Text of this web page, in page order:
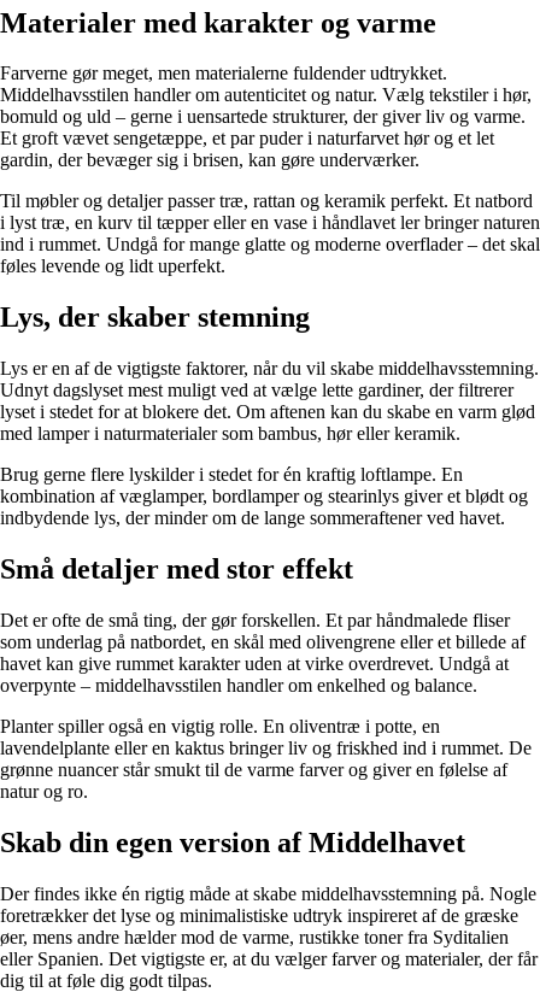
Materialer med karakter og varme
Farverne gør meget, men materialerne fuldender udtrykket.
Middelhavsstilen handler om autenticitet og natur. Vælg tekstiler i hør,
bomuld og uld – gerne i uensartede strukturer, der giver liv og varme.
Et groft vævet sengetæppe, et par puder i naturfarvet hør og et let
gardin, der bevæger sig i brisen, kan gøre underværker.
Til møbler og detaljer passer træ, rattan og keramik perfekt. Et natbord
i lyst træ, en kurv til tæpper eller en vase i håndlavet ler bringer naturen
ind i rummet. Undgå for mange glatte og moderne overflader – det skal
føles levende og lidt uperfekt.
Lys, der skaber stemning
Lys er en af de vigtigste faktorer, når du vil skabe middelhavsstemning.
Udnyt dagslyset mest muligt ved at vælge lette gardiner, der filtrerer
lyset i stedet for at blokere det. Om aftenen kan du skabe en varm glød
med lamper i naturmaterialer som bambus, hør eller keramik.
Brug gerne flere lyskilder i stedet for én kraftig loftlampe. En
kombination af væglamper, bordlamper og stearinlys giver et blødt og
indbydende lys, der minder om de lange sommeraftener ved havet.
Små detaljer med stor effekt
Det er ofte de små ting, der gør forskellen. Et par håndmalede fliser
som underlag på natbordet, en skål med olivengrene eller et billede af
havet kan give rummet karakter uden at virke overdrevet. Undgå at
overpynte – middelhavsstilen handler om enkelhed og balance.
Planter spiller også en vigtig rolle. En oliventræ i potte, en
lavendelplante eller en kaktus bringer liv og friskhed ind i rummet. De
grønne nuancer står smukt til de varme farver og giver en følelse af
natur og ro.
Skab din egen version af Middelhavet
Der findes ikke én rigtig måde at skabe middelhavsstemning på. Nogle
foretrækker det lyse og minimalistiske udtryk inspireret af de græske
øer, mens andre hælder mod de varme, rustikke toner fra Syditalien
eller Spanien. Det vigtigste er, at du vælger farver og materialer, der får
dig til at føle dig godt tilpas.